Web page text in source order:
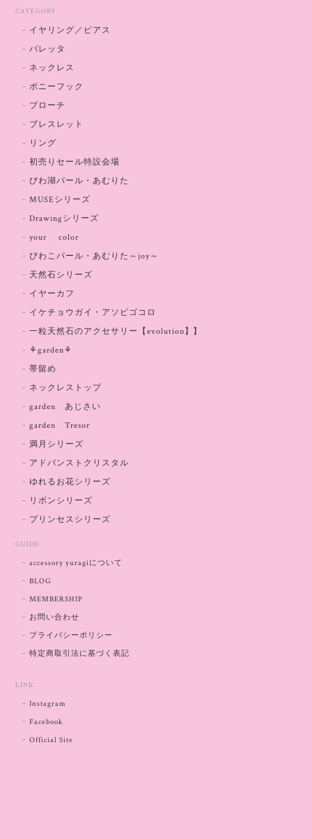
CATEGORY
イヤリング／ピアス
バレッタ
ネックレス
ポニーフック
ブローチ
ブレスレット
リング
初売りセール特設会場
びわ湖パール・あむりた
MUSEシリーズ
Drawingシリーズ
your color
びわこパール・あむりた～joy～
天然石シリーズ
イヤーカフ
イケチョウガイ・アソビゴコロ
一粒天然石のアクセサリー【evolution】】
⚘garden⚘
帯留め
ネックレストップ
garden あじさい
garden Tresor
満月シリーズ
アドバンストクリスタル
ゆれるお花シリーズ
リボンシリーズ
プリンセスシリーズ
GUIDE
accessory yuragiについて
BLOG
MEMBERSHIP
お問い合わせ
プライバシーポリシー
特定商取引法に基づく表記
LINK
Instagram
Facebook
Official Site